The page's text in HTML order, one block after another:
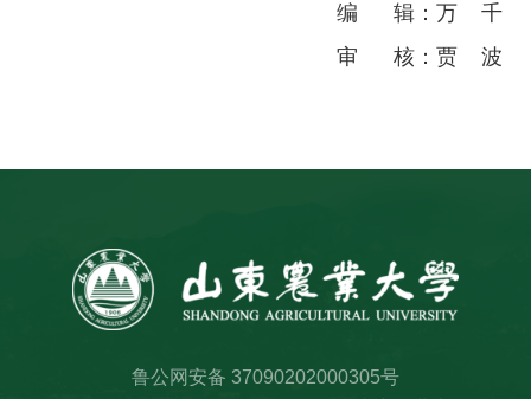
编 辑：万 千
审 核：贾 波
鲁公网安备 37090202000305号